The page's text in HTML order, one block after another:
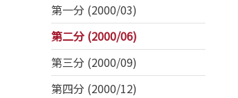
第一分 (2000/03)
第二分 (2000/06)
第三分 (2000/09)
第四分 (2000/12)